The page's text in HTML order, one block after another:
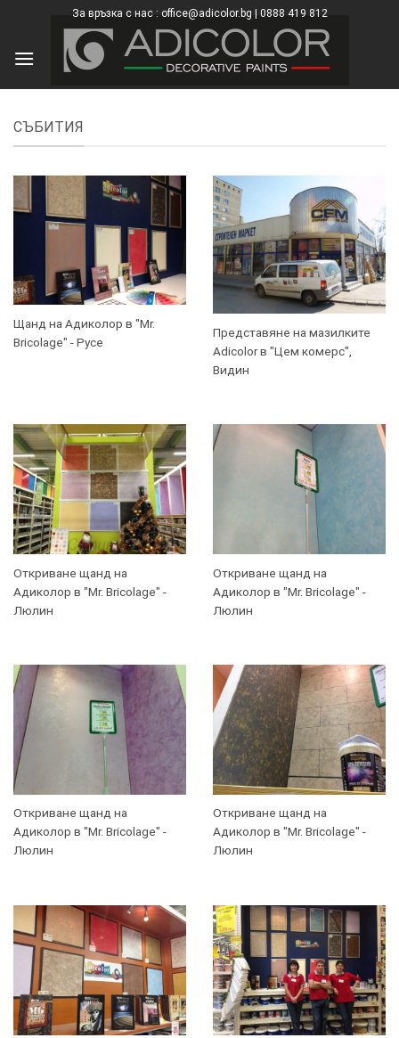
content
За връзка с нас : office@adicolor.bg | 0888 419 812
СЪБИТИЯ
Щанд на Адиколор в "Mr.
Bricolage" - Русе
Представяне на мазилките
Adicolor в "Цем комерс",
Видин
Откриване щанд на
Адиколор в "Mr. Bricolage" -
Люлин
Откриване щанд на
Адиколор в "Mr. Bricolage" -
Люлин
Откриване щанд на
Адиколор в "Mr. Bricolage" -
Люлин
Откриване щанд на
Адиколор в "Mr. Bricolage" -
Люлин
×
× ТОЗИ
САЙТ
ИЗПОЛЗВА
БИСКВИТКИ.
ПОВЕЧЕ
ИНФОРМАЦИЯ
ДА
НАМЕРИТЕ
ТУК.
ОПЦИИ
Google